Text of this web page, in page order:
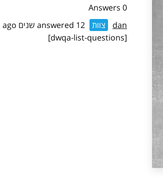
0 Answers
dan צוות
[dwqa-list-questions]